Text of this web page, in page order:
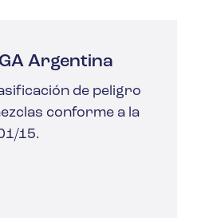
Argentina
de peligro
conforme a la
15.